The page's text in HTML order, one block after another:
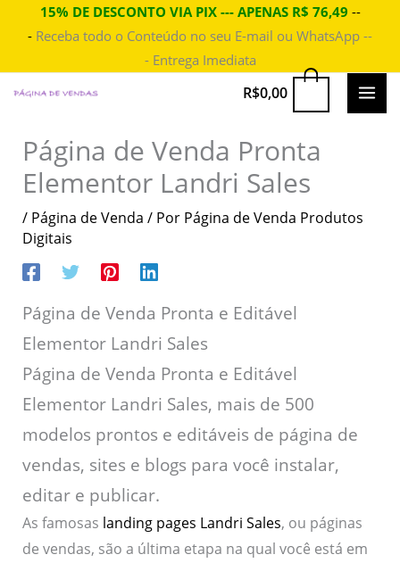
para
conteúdo
15% DE DESCONTO VIA PIX --- APENAS R$ 76,49 --
- Receba todo o Conteúdo no seu E-mail ou WhatsApp --
- Entrega Imediata
R$0,00
Página de Venda Pronta
Elementor Landri Sales
/ Página de Venda / Por Página de Venda Produtos
Digitais
Página de Venda Pronta e Editável
Elementor Landri Sales
Página de Venda Pronta e Editável
Elementor Landri Sales, mais de 500
modelos prontos e editáveis de página de
vendas, sites e blogs para você instalar,
editar e publicar.
As famosas landing pages Landri Sales, ou páginas
de vendas, são a última etapa na qual você está em